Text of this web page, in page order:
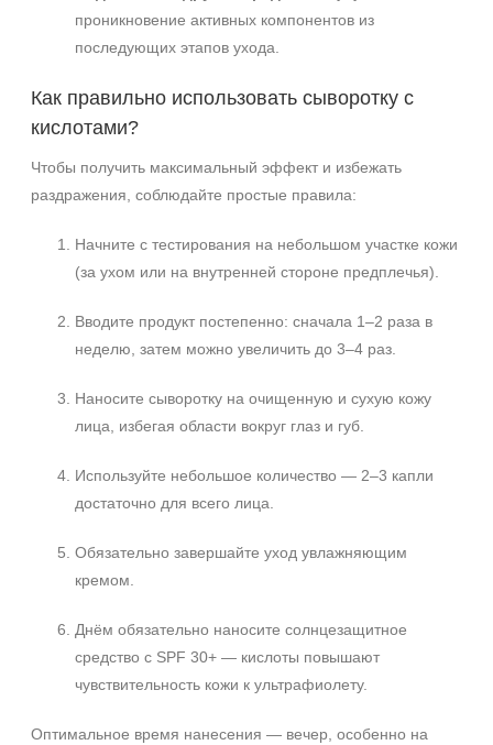
проникновение активных компонентов из
последующих этапов ухода.
Как правильно использовать сыворотку с
кислотами?
Чтобы получить максимальный эффект и избежать
раздражения, соблюдайте простые правила:
Начните с тестирования на небольшом участке кожи
(за ухом или на внутренней стороне предплечья).
Вводите продукт постепенно: сначала 1–2 раза в
неделю, затем можно увеличить до 3–4 раз.
Наносите сыворотку на очищенную и сухую кожу
лица, избегая области вокруг глаз и губ.
Используйте небольшое количество — 2–3 капли
достаточно для всего лица.
Обязательно завершайте уход увлажняющим
кремом.
Днём обязательно наносите солнцезащитное
средство с SPF 30+ — кислоты повышают
чувствительность кожи к ультрафиолету.
Оптимальное время нанесения — вечер, особенно на